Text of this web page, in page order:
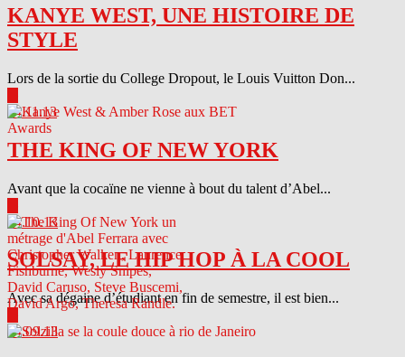
KANYE WEST, UNE HISTOIRE DE
STYLE
Lors de la sortie du College Dropout, le Louis Vuitton Don...
04.11.13
THE KING OF NEW YORK
Avant que la cocaïne ne vienne à bout du talent d’Abel...
04.10.13
SOLSAY, LE HIP HOP À LA COOL
Avec sa dégaine d’étudiant en fin de semestre, il est bien...
04.09.13